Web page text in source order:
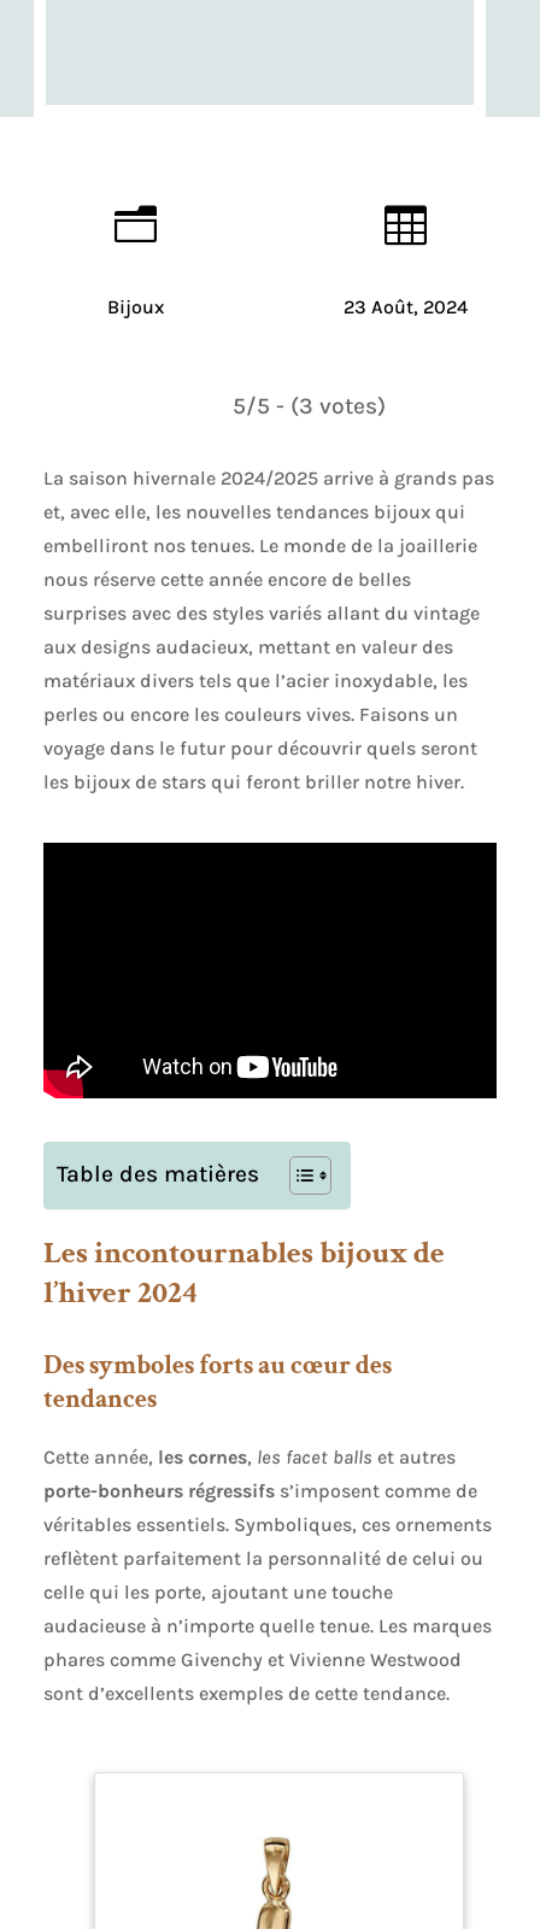
n
Bijoux

23 Août, 2024
5/5 - (3 votes)
La saison hivernale 2024/2025 arrive à grands pas
et, avec elle, les nouvelles tendances bijoux qui
embelliront nos tenues. Le monde de la joaillerie
nous réserve cette année encore de belles
surprises avec des styles variés allant du vintage
aux designs audacieux, mettant en valeur des
matériaux divers tels que l’acier inoxydable, les
perles ou encore les couleurs vives. Faisons un
voyage dans le futur pour découvrir quels seront
les bijoux de stars qui feront briller notre hiver.
Table des matières
Les incontournables bijoux de
l’hiver 2024
Des symboles forts au cœur des
tendances
Cette année, les cornes, les facet balls et autres
porte-bonheurs régressifss’imposent comme de
véritables essentiels. Symboliques, ces ornements
reflètent parfaitement la personnalité de celui ou
celle qui les porte, ajoutant une touche
audacieuse à n’importe quelle tenue. Les marques
phares comme Givenchy et Vivienne Westwood
sont d’excellents exemples de cette tendance.